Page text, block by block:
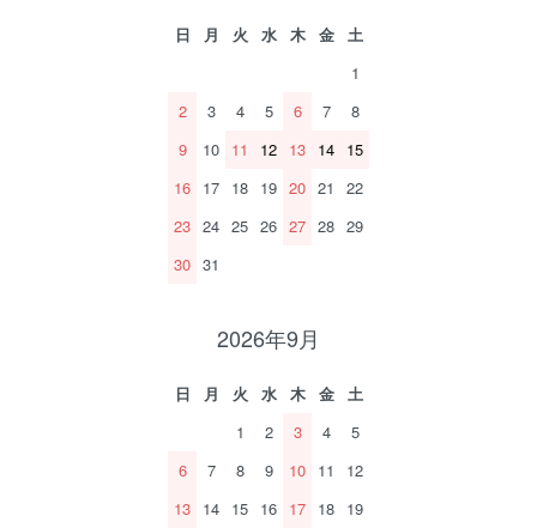
日 月 火 水 木 金
土
1
2
3 4 5 6 7
8
9
10 11 12 13 14 15
16 17 18 19 20 21
22
23 24 25 26 27 28 29
30 31
2026年9月
日 月 火 水 木 金
土
1
2 3 4
5
6
7 8 9 10 11
12
13 14 15 16 17 18 19